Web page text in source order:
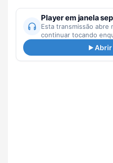
Player em janela
Esta transmissão abre
continuar tocando
Abrir